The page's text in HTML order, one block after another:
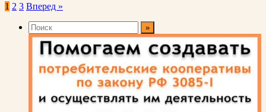
Пагинация
записей
1 2 3 Вперед »